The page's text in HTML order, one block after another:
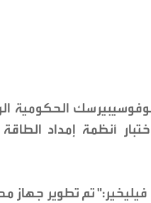
الحكومية
أنظمة إمداد
تم تطوير جهاز